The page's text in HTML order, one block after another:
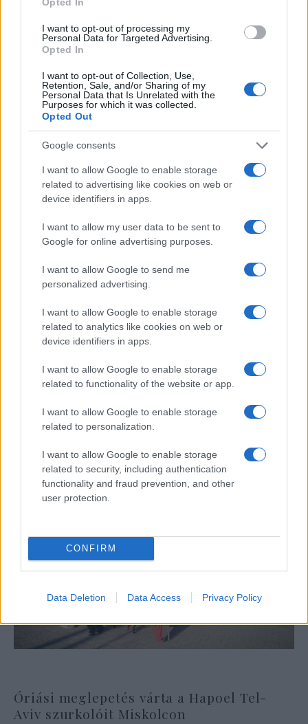
I want to opt-out of processing my
Personal Data for Targeted Advertising.
Opted In
I want to opt-out of Collection, Use,
Retention, Sale, and/or Sharing of my
Personal Data that Is Unrelated with the
Purposes for which it was collected.
Opted Out
Google consents
I want to allow Google to enable storage
related to advertising like cookies on web or
device identifiers in apps.
I want to allow my user data to be sent to
Google for online advertising purposes.
I want to allow Google to send me
personalized advertising.
I want to allow Google to enable storage
related to analytics like cookies on web or
device identifiers in apps.
I want to allow Google to enable storage
related to functionality of the website or app.
I want to allow Google to enable storage
related to personalization.
I want to allow Google to enable storage
related to security, including authentication
functionality and fraud prevention, and other
user protection.
CONFIRM
Data Deletion Data Access Privacy Policy
anyagából, közte latin-amerikai művekből és
afroamerikai művészek alkotásaiból, ez
utóbbit együttműködésben a harlemi Studio
Museummal. Az AFP hírügynökség szerint a
MoMa tavaly 100 millió dollár adományt
kapott David Geffen producertől.
Egy különleges családi járattal 140 új
alijázó érkezett Izraelbe
Óriási meglepetés várta a Hapoel Tel-
Aviv szurkolóit Miskolcon